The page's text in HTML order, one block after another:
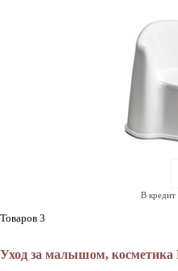
В кредит
Товаров 3
Уход за малышом,